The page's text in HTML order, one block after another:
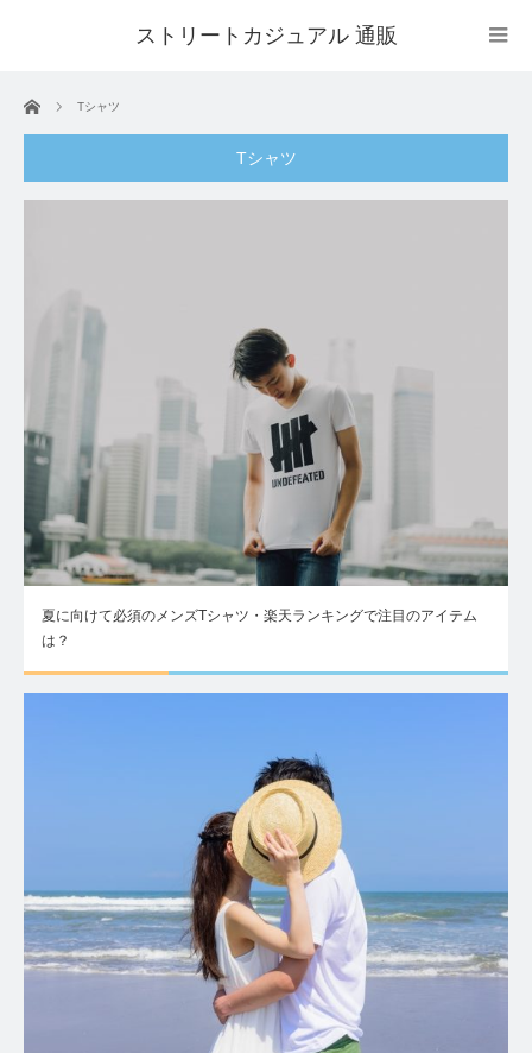
ストリートカジュアル 通販
ホーム Tシャツ
Tシャツ
夏に向けて必須のメンズTシャツ・楽天ランキングで注目のアイテム
は？